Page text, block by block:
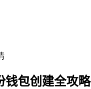
钱包创建全攻略